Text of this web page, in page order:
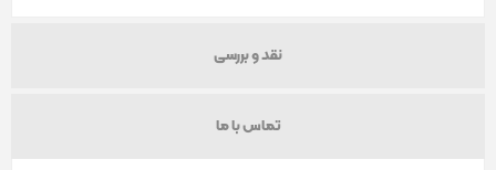
نقد و بررسی
تماس با ما